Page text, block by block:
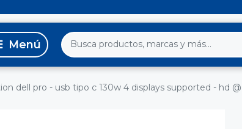
dell pro - usb tipo c 130w 4 displays supported - hd